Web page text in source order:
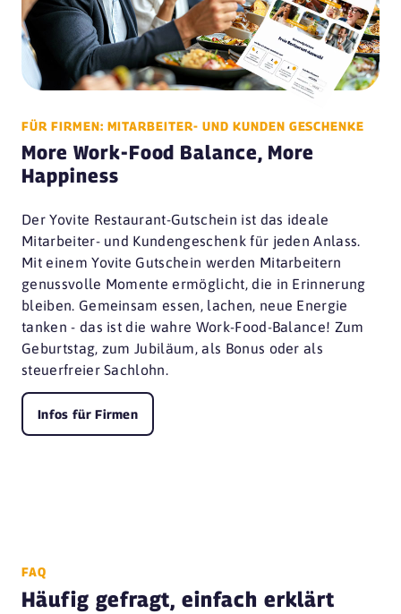
FÜR FIRMEN: MITARBEITER- UND KUNDEN GESCHENKE
More Work-Food Balance, More
Happiness
Der Yovite Restaurant-Gutschein ist das ideale
Mitarbeiter- und Kundengeschenk für jeden Anlass.
Mit einem Yovite Gutschein werden Mitarbeitern
genussvolle Momente ermöglicht, die in Erinnerung
bleiben. Gemeinsam essen, lachen, neue Energie
tanken - das ist die wahre Work-Food-Balance! Zum
Geburtstag, zum Jubiläum, als Bonus oder als
steuerfreier Sachlohn.
Infos für Firmen
FAQ
Häufig gefragt, einfach erklärt